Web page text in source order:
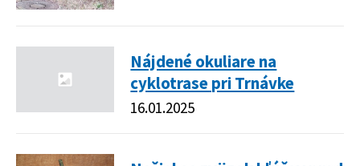
Nájdené okuliare na
cyklotrase pri Trnávke
16.01.2025